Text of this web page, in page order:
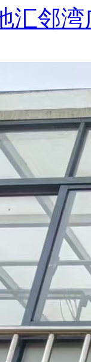
汇邻湾